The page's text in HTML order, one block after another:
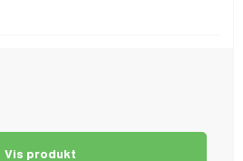
Vis produkt